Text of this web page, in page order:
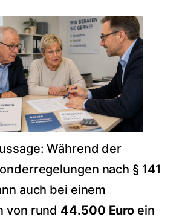
Während der
nach § 141
auch bei einem
von rund 44.500 Euro ein